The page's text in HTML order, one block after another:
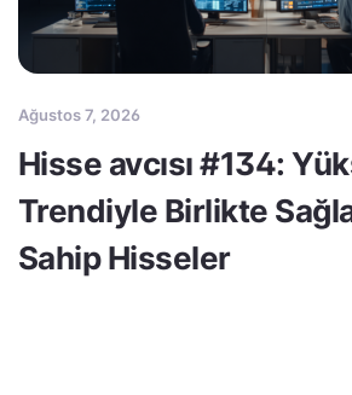
Ağustos 7, 2026
Hisse avcısı #134:
Trendiyle Birlikte
Sahip Hisseler